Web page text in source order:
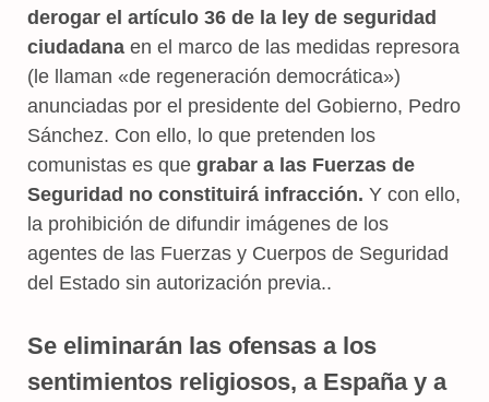
derogar el artículo 36 de la ley de seguridad
ciudadana en el marco de las medidas represora
(le llaman «de regeneración democrática»)
anunciadas por el presidente del Gobierno, Pedro
Sánchez. Con ello, lo que pretenden los
comunistas es que grabar a las Fuerzas de
Seguridad no constituirá infracción. Y con ello,
la prohibición de difundir imágenes de los
agentes de las Fuerzas y Cuerpos de Seguridad
del Estado sin autorización previa..
Se eliminarán las ofensas a los
sentimientos religiosos, a España y a